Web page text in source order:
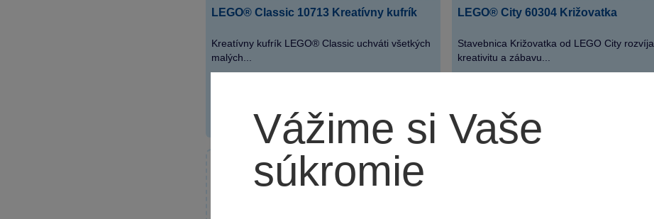
LEGO® Classic 10713 Kreatívny kufrík
Kreatívny kufrík LEGO® Classic uchváti všetkých
malých...
LEGO® City 60304 Križovatka
Stavebnica Križovatka od LEGO City rozvíja
kreativitu a zábavu...
Vážime si Vaše
súkromie